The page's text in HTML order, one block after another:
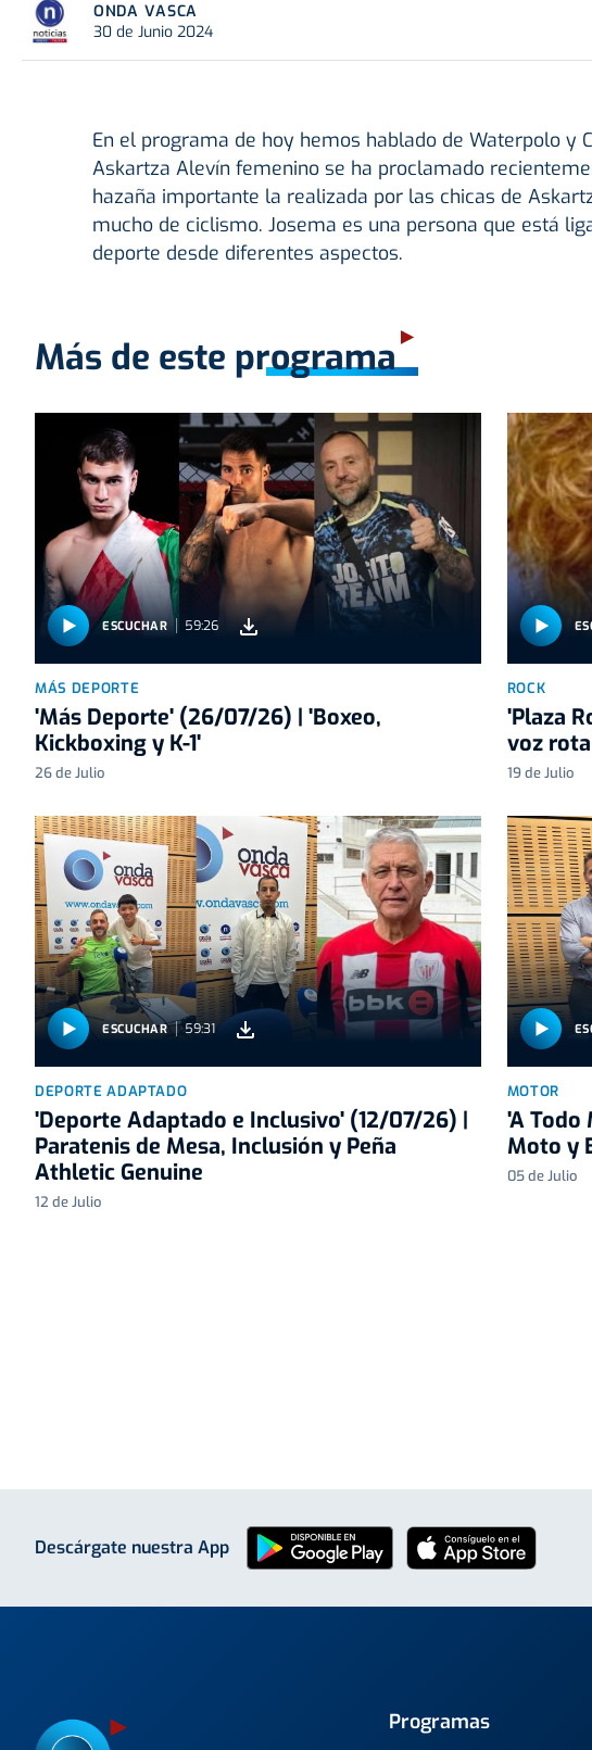
ONDA VASCA
30 de Junio 2024
En el programa de hoy hemos hablado de Waterpolo y
Askartza Alevín femenino se ha proclamado
hazaña importante la realizada por las chicas de
mucho de ciclismo. Josema es una persona que está
deporte desde diferentes aspectos.
Más de este programa
ESCUCHAR 59:26
MÁS DEPORTE
'Más Deporte' (26/07/26) | 'Boxeo,
Kickboxing y K-1'
26 de Julio
ROCK
'Plaza
voz
19 de Julio
ESCUCHAR 59:31
DEPORTE ADAPTADO
'Deporte Adaptado e Inclusivo' (12/07/26) |
Paratenis de Mesa, Inclusión y Peña
Athletic Genuine
12 de Julio
MOTOR
'A Todo
Moto y
05 de Julio
Descárgate nuestra App
Programas